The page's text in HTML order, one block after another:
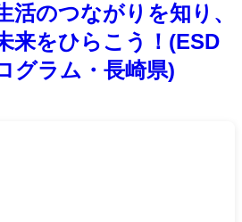
活のつながりを知り、
来をひらこう！(ESD
グラム・長崎県)